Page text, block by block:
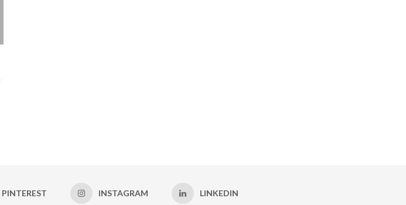
PINTEREST INSTAGRAM LINKEDIN